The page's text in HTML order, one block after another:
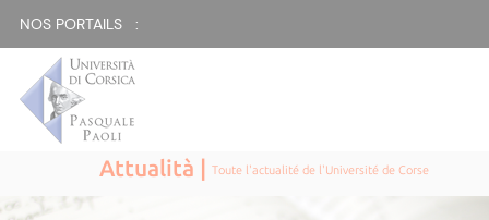
NOS PORTAILS :
Attualità |Toute l'actualité de l'Université de Corse